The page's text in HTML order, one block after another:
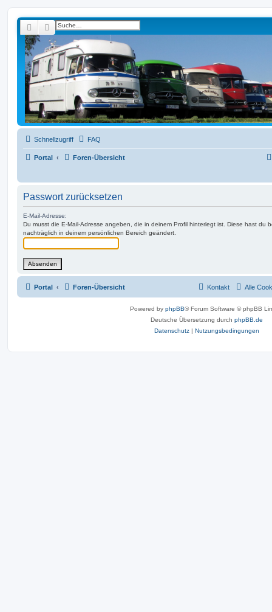
Suche Erweiterte Suche
L319-forum.de
Schnellzugriff FAQ
Portal Foren-Übersicht
Passwort zurücksetzen
E-Mail-Adresse:
Du musst die E-Mail-Adresse angeben, die in deinem Profil hinterlegt ist. Diese hast du
nachträglich in deinem persönlichen Bereich geändert.
Portal Foren-Übersicht Alle
Kontakt
Powered by phpBB® Forum Software © phpBB
Deutsche Übersetzung durch phpBB.de
Datenschutz | Nutzungsbedingungen